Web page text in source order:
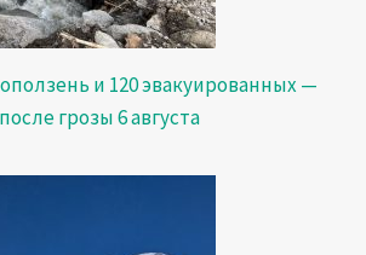
и 120 эвакуированных —
грозы 6 августа